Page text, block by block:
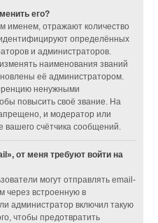
его?
именем, отражают количество
определённых
и администраторов.
наименования званий
её администратором.
ненужными
повысить своё звание. На
и модератор или
вашего счётчика сообщений.
от меня требуют войти на
могут отправлять email-
через встроенную в
администратор включил такую
чтобы предотвратить